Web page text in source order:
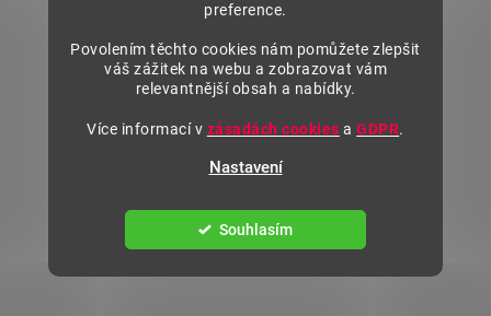
preference.
Povolením těchto cookies nám pomůžete zlepšit
váš zážitek na webu a zobrazovat vám
relevantnější obsah a nabídky.
Více informací v zásadách cookies aGDPR.
Nastavení
Souhlasím